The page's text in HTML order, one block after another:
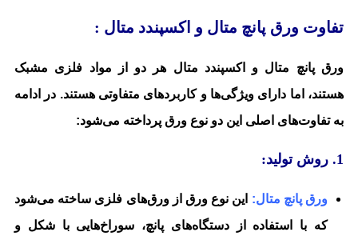
تفاوت ورق پانچ متال و اکسپندد متال :
ورق پانچ متال و اکسپندد متال هر دو از مواد فلزی مشبک
هستند، اما دارای ویژگی‌ها و کاربردهای متفاوتی هستند. در ادامه
به تفاوت‌های اصلی این دو نوع ورق پرداخته می‌شود:
1. روش تولید:
ورق پانچ متال: این نوع ورق از ورق‌های فلزی ساخته می‌شود
که با استفاده از دستگاه‌های پانچ، سوراخ‌هایی با شکل و